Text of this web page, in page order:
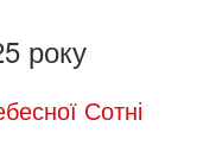
року
Сотні